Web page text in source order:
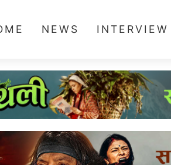
NEWS INTERVIEW